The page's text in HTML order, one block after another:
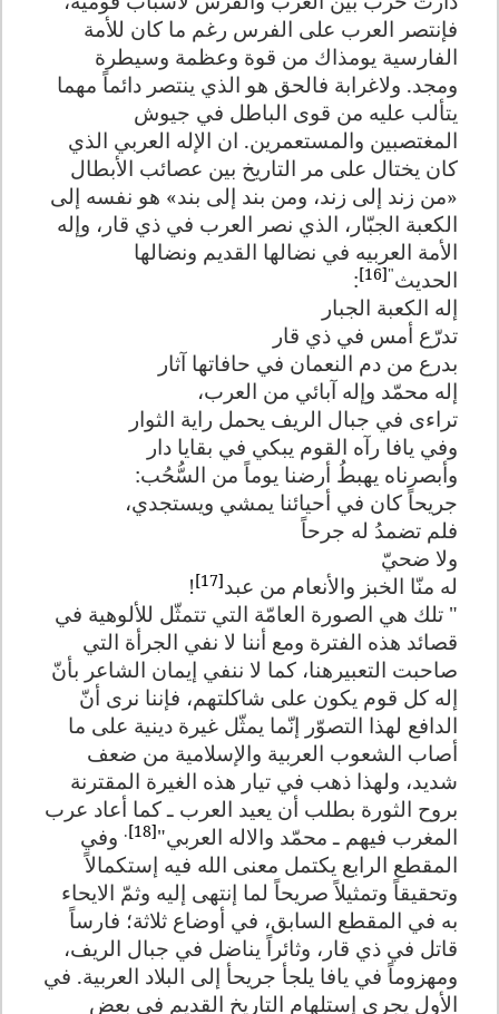
فإنتصر العرب على الفرس رغم ما كان للأمة
الفارسية يومذاك من قوة وعظمة وسيطرة
ومجد. ولاغرابة فالحق هو الذي ينتصر دائماً مهما
يتألب عليه من قوى الباطل في جيوش
المغتصبين والمستعمرين. ان الإله العربي الذي
كان يختال على مر التاريخ بين عصائب الأبطال
«من زند إلى زند، ومن بند إلى بند» هو نفسه إلى
الكعبة الجبّار، الذي نصر العرب في ذي قار، وإله
الأمة العربيه في نضالها القديم ونضالها
الحديث"
[16]
:
إله الكعبة الجبار
تدرّع أمس في ذي قار
بدرع من دم النعمان في حافاتها آثار
إله محمّد وإله آبائي من العرب،
تراءى في جبال الريف يحمل راية الثوار
وفي يافا رآه القوم يبكي في بقايا دار
وأبصرناه يهبطُ أرضنا يوماً من السُّحُب:
جريحاً كان في أحيائنا يمشي ويستجدي،
فلم تضمدُ له جرحاً
ولا ضحيّ
له منّا الخبز والأنعام من عبد[17]
!
" تلك هي الصورة العامّة التي تتمثّل للألوهية في
قصائد هذه الفترة ومع أننا لا نفي الجرأة التي
صاحبت التعبيرهنا، كما لا ننفي إيمان الشاعر بأنّ
إله كل قوم يكون على شاكلتهم، فإننا نرى أنّ
الدافع لهذا التصوّر إنّما يمثّل غيرة دينية على ما
أصاب الشعوب العربية والإسلامية من ضعف
شديد، ولهذا ذهب في تيار هذه الغيرة المقترنة
بروح الثورة بطلب أن يعيد العرب ـ كما أعاد عرب
المغرب فيهم ـ محمّد والاله العربي"[18]
. وفي
المقطع الرابع يكتمل معنى الله فيه إستكمالاً
وتحقيقاً وتمثيلاً صريحاً لما إنتهى إليه وثمّ الايحاء
به في المقطع السابق، في أوضاع ثلاثة؛ فارساً
قاتل في ذي قار، وثائراً يناضل في جبال الريف،
ومهزوماً في يافا يلجأ جريحأ إلى البلاد العربية. في
الأول يجري إستلهام التاريخ القديم في بعض